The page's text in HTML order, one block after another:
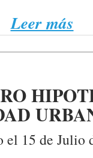
Leer más
el 15 de Julio